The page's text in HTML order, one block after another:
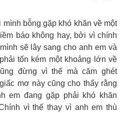
mình bỗng gặp khó khăn về một
báo không hay, bởi vì chính
sẽ lây sang cho anh em và
tốn kém một khoảng lớn về
đừng vì thế mà căm ghét
mơ này cũng cho thấy rằng
em đang gặp phải khó khăn
vì thế thay vì anh em thù